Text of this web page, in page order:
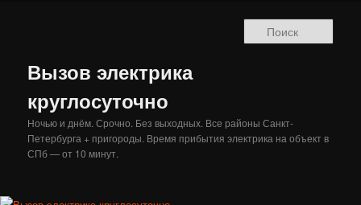
Вызов электрика
круглосуточно
Ночью и днём. Срочно. Без выходных. Все районы Санкт-
Петербурга + пригороды. Время прибытия электрика на объект в
СПб — от 10 минут.